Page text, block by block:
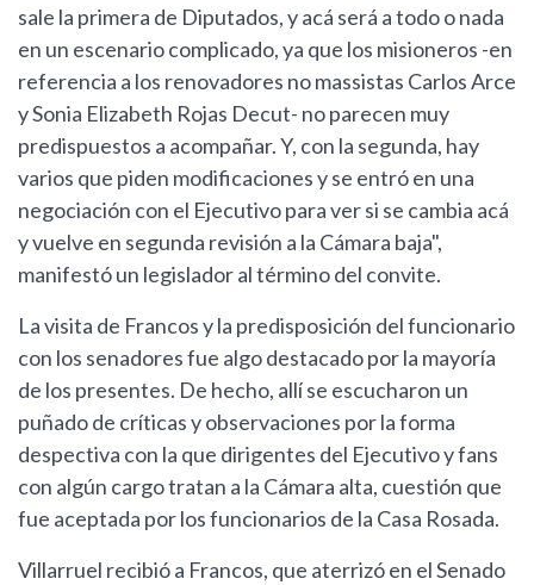
sale la primera de Diputados, y acá será a todo o nada
en un escenario complicado, ya que los misioneros -en
referencia a los renovadores no massistas Carlos Arce
y Sonia Elizabeth Rojas Decut- no parecen muy
predispuestos a acompañar. Y, con la segunda, hay
varios que piden modificaciones y se entró en una
negociación con el Ejecutivo para ver si se cambia acá
y vuelve en segunda revisión a la Cámara baja",
manifestó un legislador al término del convite.
La visita de Francos y la predisposición del funcionario
con los senadores fue algo destacado por la mayoría
de los presentes. De hecho, allí se escucharon un
puñado de críticas y observaciones por la forma
despectiva con la que dirigentes del Ejecutivo y fans
con algún cargo tratan a la Cámara alta, cuestión que
fue aceptada por los funcionarios de la Casa Rosada.
Villarruel recibió a Francos, que aterrizó en el Senado